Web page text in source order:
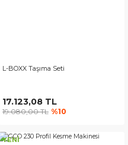
L-BOXX Taşıma Seti
17.123,08 TL
19.080,00 TL %10
YENİ